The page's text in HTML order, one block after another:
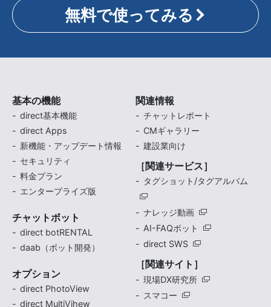
無料で使ってみる
基本の機能
direct基本機能
direct Apps
新機能・アップデート情報
セキュリティ
料金プラン
エンタープライズ版
チャットボット
direct botRENTAL
daab（ボット開発）
オプション
direct PhotoView
direct MultiVihew
関連情報
チャットレポート
CMギャラリー
建設業向け
［関連サービス］
タグショット/タグアルバム
ナレッジ動画
AI-FAQボット
direct SWS
［関連サイト］
現場DX研究所
スマコー